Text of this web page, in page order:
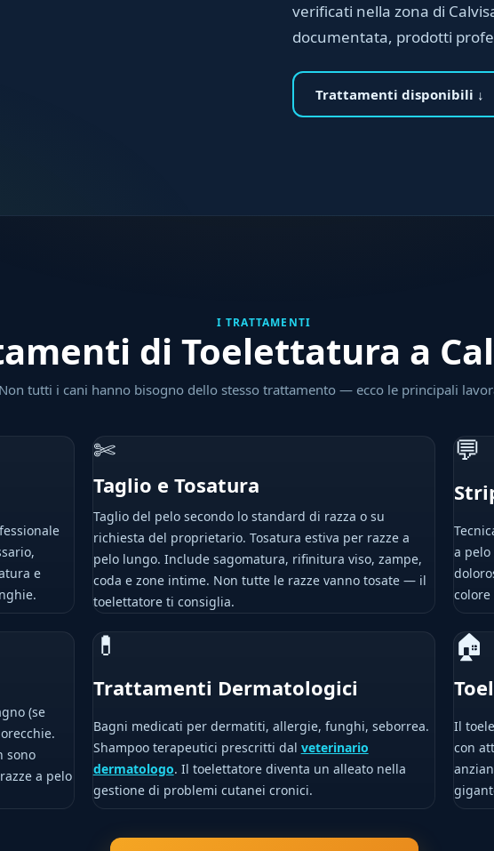
verificati nella zona di
documentata, prodotti
Trattamenti disponibili ↓
I TRATTAMENTI
di Toelettatura a
Non tutti i cani hanno bisogno dello stesso trattamento — ecco le principali
e
✄
Taglio e Tosatura
Taglio del pelo secondo lo standard di razza o su
richiesta del proprietario. Tosatura estiva per razze a
pelo lungo. Include sagomatura, rifinitura viso, zampe,
coda e zone intime. Non tutte le razze vanno tosate — il
toelettatore ti consiglia.
💬
a pelo
(se
sono
a pelo
💊
Trattamenti Dermatologici
Bagni medicati per dermatiti, allergie, funghi, seborrea.
Shampoo terapeutici prescritti dal veterinario
dermatologo. Il toelettatore diventa un alleato nella
gestione di problemi cutanei cronici.
🏠
Il
con